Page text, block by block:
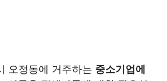
오정동에 거주하는 중소기업에